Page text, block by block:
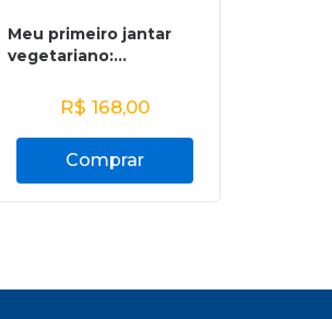
Meu primeiro jantar
vegetariano:...
R$ 168,00
Comprar